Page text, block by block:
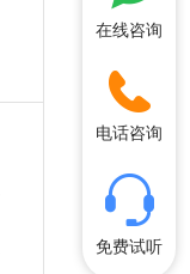
在线咨询
电话咨询
免费试听